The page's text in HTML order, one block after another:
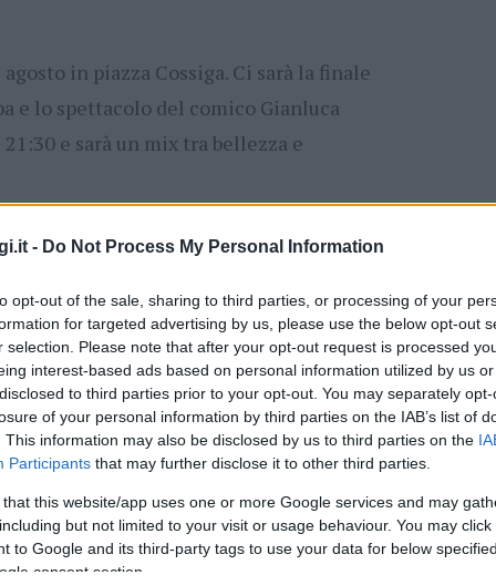
- Do Not Process My Personal Information
opt-out of the sale, sharing to third parties, or processing of your
for targeted advertising by us, please use the below opt-out
selection. Please note that after your opt-out request is processed
interest-based ads based on personal information utilized by us
to third parties prior to your opt-out. You may separately
of your personal information by third parties on the IAB’s list of
This information may also be disclosed by us to third parties on the
Participants that may further disclose it to other third parties.
that this website/app uses one or more Google services and may
but not limited to your visit or usage behaviour. You may
to Google and its third-party tags to use your data for below
consent section.
in piazza Cossiga. Ci sarà la finale
e lo spettacolo del comico Gianluca
e sarà un mix tra bellezza e
conosciuto nello scenario del cabaret
sua carriera con i villaggi turistici dove
tanti colleghi con cui lavora e testa
Eccezzziunale veramente – Capitolo
Diego Abatantuono e nello stesso anno
una trasmissione comica su Paramount
crodinoeArea Paradisoed è stato
bello di Paolo Ruffini ed in alcune